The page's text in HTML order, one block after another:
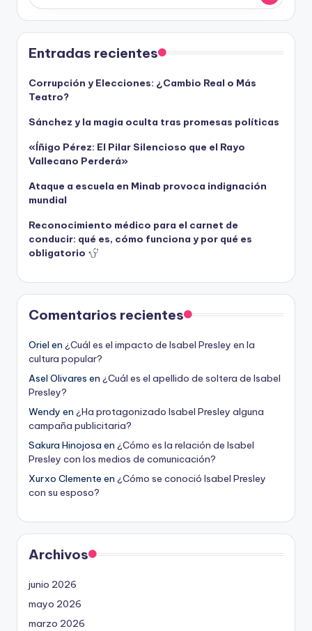
Entradas recientes
Corrupción y Elecciones: ¿Cambio Real o Más
Teatro?
Sánchez y la magia oculta tras promesas políticas
«Íñigo Pérez: El Pilar Silencioso que el Rayo
Vallecano Perderá»
Ataque a escuela en Minab provoca indignación
mundial
Reconocimiento médico para el carnet de
conducir: qué es, cómo funciona y por qué es
obligatorio
Comentarios recientes
Oriel en ¿Cuál es el impacto de Isabel Presley en la
cultura popular?
Asel Olivares en ¿Cuál es el apellido de soltera de Isabel
Presley?
Wendy en ¿Ha protagonizado Isabel Presley alguna
campaña publicitaria?
Sakura Hinojosa en ¿Cómo es la relación de Isabel
Presley con los medios de comunicación?
Xurxo Clemente en ¿Cómo se conoció Isabel Presley
con su esposo?
Archivos
junio 2026
mayo 2026
marzo 2026